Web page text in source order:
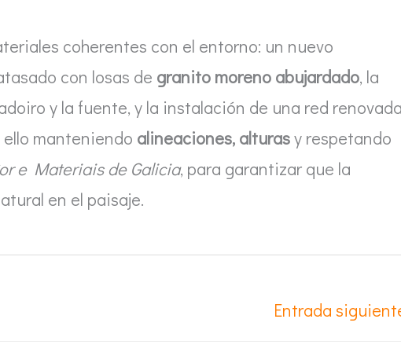
coherentes con el entorno: un nuevo
con losas de granito moreno abujardado, la
y la fuente, y la instalación de una red
manteniendo alineaciones, alturasy respetando
e Materiais de Galicia, para garantizar que la
en el paisaje.
Entrada